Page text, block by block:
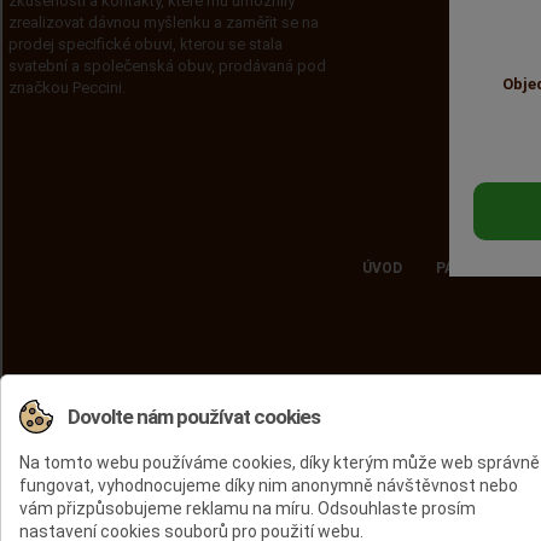
zrealizovat dávnou myšlenku a zaměřit se na
prodej specifické obuvi, kterou se stala
svatební a společenská obuv, prodávaná pod
značkou Peccini.
ÚVOD PÁNSKÁ OBUV
Dovolte nám používat cookies
Na tomto webu používáme cookies, díky kterým může web správně
fungovat, vyhodnocujeme díky nim anonymně návštěvnost nebo
vám přizpůsobujeme reklamu na míru. Odsouhlaste prosím
nastavení cookies souborů pro použití webu.